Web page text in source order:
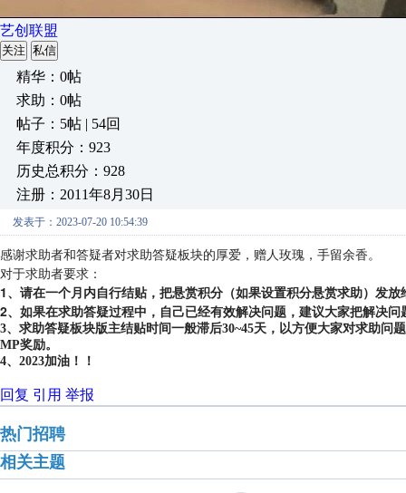
艺创联盟
关注 私信
精华：0帖
求助：0帖
帖子：5帖 | 54回
年度积分：923
历史总积分：928
注册：2011年8月30日
发表于：2023-07-20 10:54:39
感谢求助者和答疑者对求助答疑板块的厚爱，赠人玫瑰，手留余香。
对于求助者要求：
1、请在一个月内自行结贴，把悬赏积分（如果设置积分悬赏求助）发放
2、如果在求助答疑过程中，自己已经有效解决问题，建议大家把解决
3、求助答疑板块版主结贴时间一般滞后30~45天，以方便大家对求助
MP奖励。
4、2023加油！！
回复 引用 举报
热门招聘
相关主题